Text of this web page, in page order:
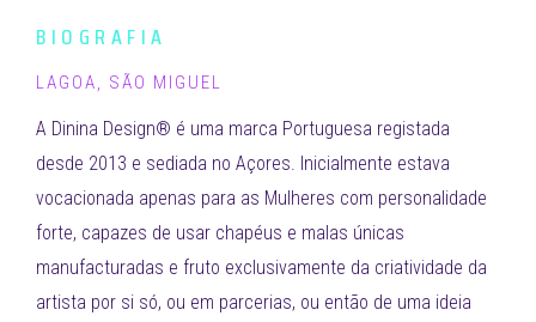
BIOGRAFIA
LAGOA, SÃO MIGUEL
A Dinina Design® é uma marca Portuguesa registada
desde 2013 e sediada no Açores. Inicialmente estava
vocacionada apenas para as Mulheres com personalidade
forte, capazes de usar chapéus e malas únicas
manufacturadas e fruto exclusivamente da criatividade da
artista por si só, ou em parcerias, ou então de uma ideia